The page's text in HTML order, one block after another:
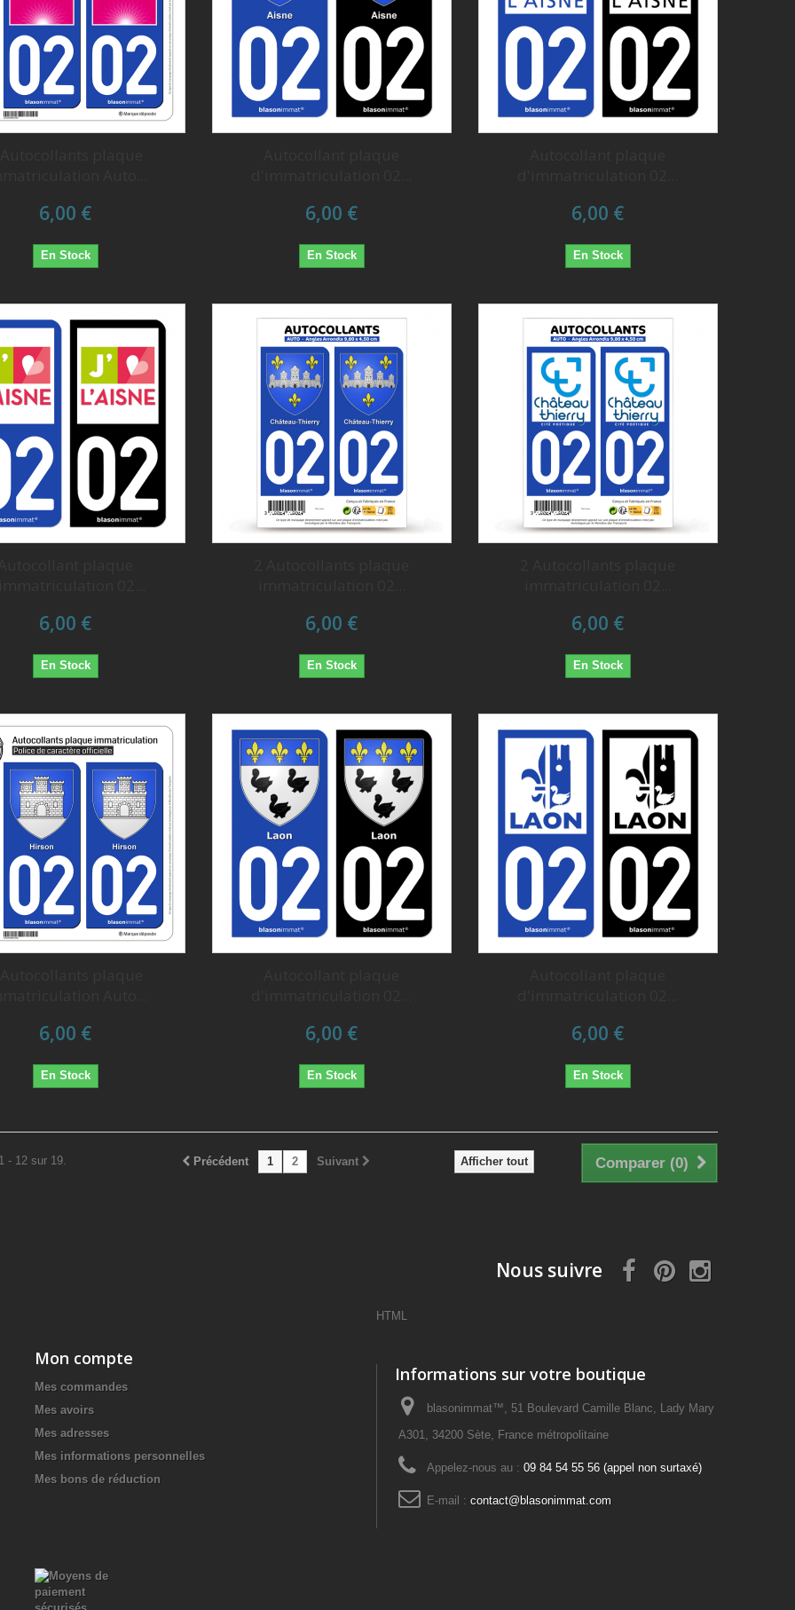
6,00 €
En Stock
6,00 €
En Stock
6,00 €
En Stock
6,00 €
En Stock
6,00 €
En Stock
6,00 €
En Stock
6,00 €
En Stock
6,00 €
En Stock
6,00 €
En Stock
Comparer (0)
Afficher tout
Précédent 1 2 Suivant
- 12 sur 19.
Nous suivre
HTML
Mon compte
Mes commandes
Mes avoirs
Mes adresses
Mes informations personnelles
Mes bons de réduction
Informations sur votre boutique
blasonimmat™, 51 Boulevard Camille Blanc, Lady Mary
A301, 34200 Sète, France métropolitaine
Appelez-nous au : 09 84 54 55 56 (appel non surtaxé)
E-mail : contact@blasonimmat.com